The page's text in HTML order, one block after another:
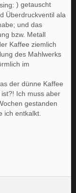
) getauscht
Überdruckventil ala
und das
bzw. Metall
Kaffee ziemlich
des Mahlwerks
im
der dünne Kaffee
Ich muss aber
gestanden
ich entkalkt.